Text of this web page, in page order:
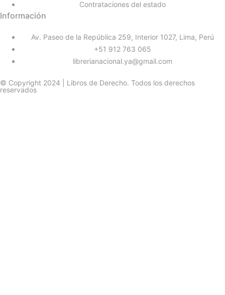
Contrataciones del estado
Información
Av. Paseo de la República 259, Interior 1027, Lima, Perú
+51 912 763 065
librerianacional.ya@gmail.com
© Copyright 2024 | Libros de Derecho. Todos los derechos
reservados